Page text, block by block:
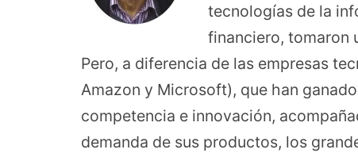
tecnologías de la
financiero, tomaron
Pero, a diferencia de las empresas
Amazon y Microsoft), que han
competencia e innovación,
demanda de sus productos, los